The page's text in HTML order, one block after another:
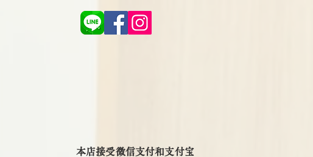
本店接受微信支付和支付宝